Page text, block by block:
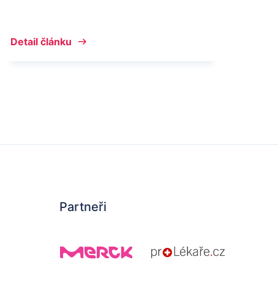
Detail článku
Partneři